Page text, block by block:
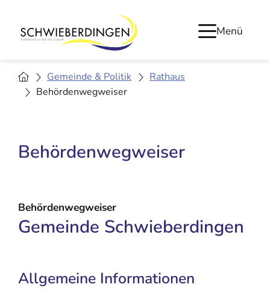
Menü
Gemeinde & Politik
Rathaus
Behördenwegweiser
Behördenwegweiser
Behördenwegweiser
Gemeinde Schwieberdingen
Allgemeine Informationen